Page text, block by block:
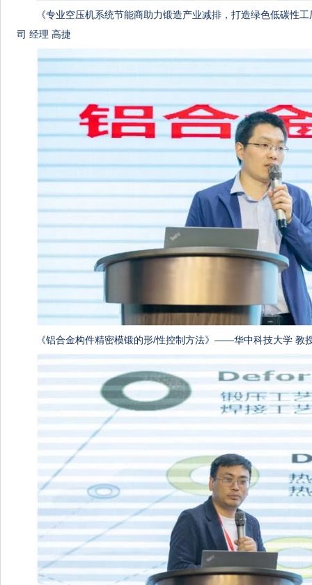
《专业空压机系统节能商助力锻造产业减排，打造绿色低碳
司 经理 高捷
《铝合金构件精密模锻的形/性控制方法》——华中科技大学 教